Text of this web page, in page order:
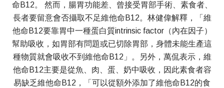
命B12。 然而，腸胃功能差、曾接受胃部手術、素食者、
長者要留意會否攝取不足維他命B12。林健偉解釋，「維
他命B12要靠胃中一種蛋白質intrinsic factor（內在因子）
幫助吸收，如胃部有問題或已切除胃部，身體未能生產這
種物質就會吸收不到維他命B12」。另外，萬侃表示，維
他命B12主要是從魚、肉、蛋、奶中吸收，因此素食者容
易缺乏維他命B12，「可以從額外添加了維他命B12的食